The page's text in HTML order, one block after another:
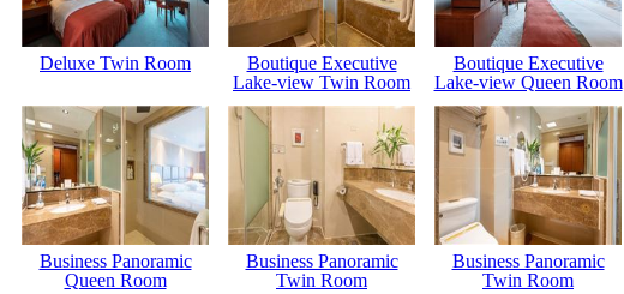
Deluxe Twin Room
Boutique Executive
Lake-view Twin Room
Boutique Executive
Lake-view Queen Room
Business Panoramic
Queen Room
Business Panoramic
Twin Room
Business Panoramic
Twin Room